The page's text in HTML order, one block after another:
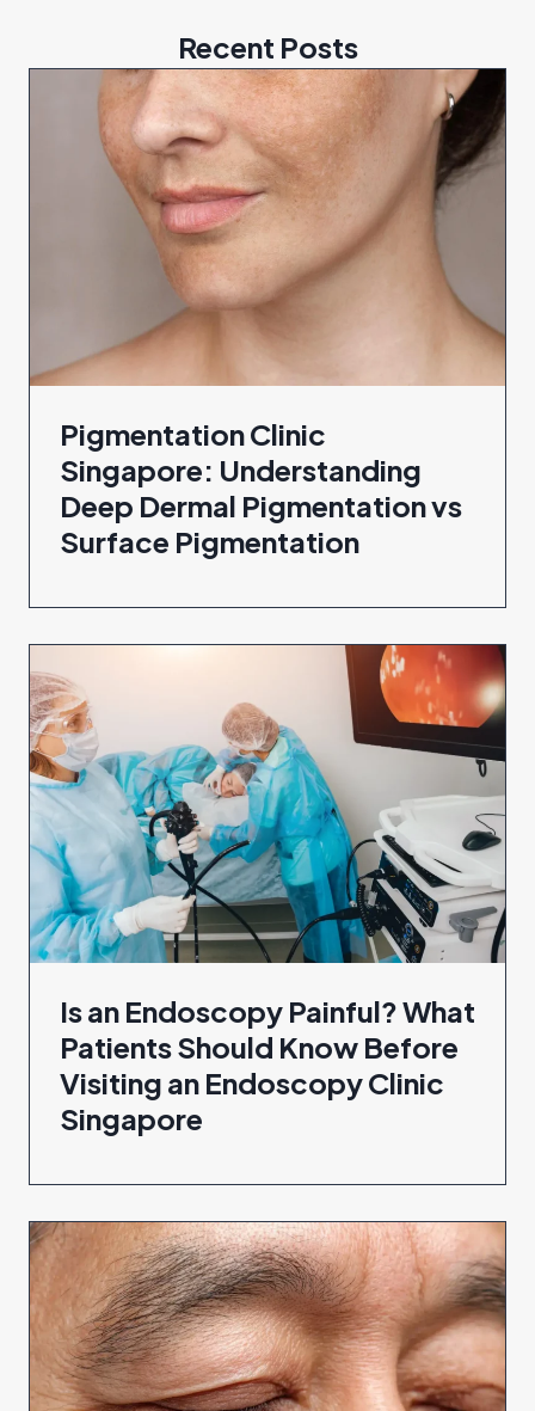
Recent Posts
Pigmentation Clinic
Singapore: Understanding
Deep Dermal Pigmentation vs
Surface Pigmentation
Is an Endoscopy Painful? What
Patients Should Know Before
Visiting an Endoscopy Clinic
Singapore